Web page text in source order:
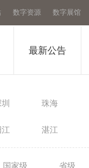
数字资源 数字展馆
最新公告
珠海
江 湛江
国家级 省级